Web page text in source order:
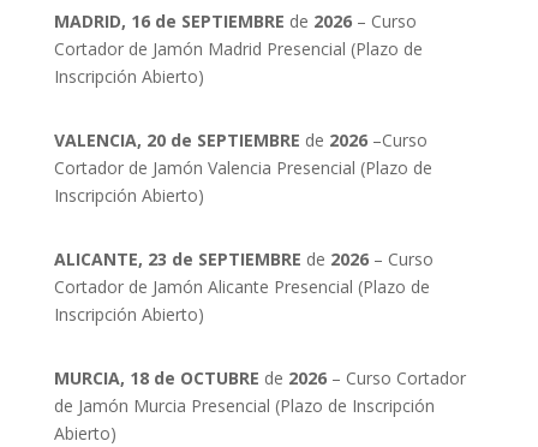
MADRID, 16 de SEPTIEMBRE de 2026– Curso
Cortador de Jamón Madrid Presencial (Plazo de
Inscripción Abierto)
VALENCIA, 20 de SEPTIEMBRE de 2026–Curso
Cortador de Jamón Valencia Presencial (Plazo de
Inscripción Abierto)
ALICANTE, 23 de SEPTIEMBRE de 2026– Curso
Cortador de Jamón Alicante Presencial (Plazo de
Inscripción Abierto)
MURCIA, 18 de OCTUBRE de 2026– Curso Cortador
de Jamón Murcia Presencial (Plazo de Inscripción
Abierto)